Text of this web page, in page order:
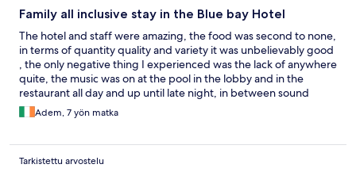
Family all inclusive stay in the Blue bay Hotel
The hotel and staff were amazing, the food was second to none,
in terms of quantity quality and variety it was unbelievably good
, the only negative thing I experienced was the lack of anywhere
quite, the music was on at the pool in the lobby and in the
restaurant all day and up until late night, in between sound
tracks you could hear the music coming from the surrounding
hotels. overall it was a great stay , most of the holidays we go on
visiting Turkey again, it seems to be geared towards the
shopping and clubbing type of person.
Adem, 7 yön matka
Tarkistettu arvostelu